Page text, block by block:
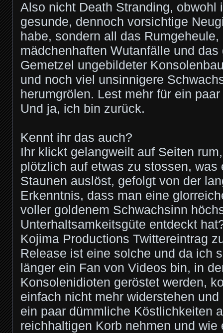
Also nicht Death Stranding, obwohl
gesunde, dennoch vorsichtige
habe, sondern all das Rumgeheule,
mädchenhaften Wutanfälle und das
Gemetzel ungebildeter
und noch viel unsinnigere
herumgrölen. Lest mehr für ein
Und ja, ich bin zurück.
Kennt ihr das auch?
Ihr klickt gelangweilt auf Seiten
plötzlich auf etwas zu stossen, was
Staunen auslöst, gefolgt von der
Erkenntnis, dass man eine
voller goldenem Schwachsinn
Unterhaltsamkeitsgüte entdeckt
Kojima Productions Twittereintrag
Release ist eine solche und da ich
länger ein Fan von Videos bin, in
Konsolenidioten geröstet werden,
einfach nicht mehr widerstehen
ein paar dümmliche Köstlichkeiten
reichhaltigen Korb nehmen und wie